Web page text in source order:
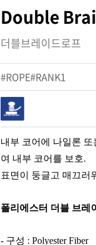
Double
더블브레이드로프
#ROPE#RANK1
내부 코어에 나일론
여 내부 코어를 보호.
표면이 둥글고 매끄러
폴리에스터 더블 브레
- 구성 : Polyester Fiber